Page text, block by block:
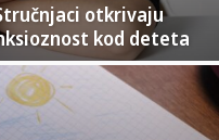
otkrivaju
kod deteta